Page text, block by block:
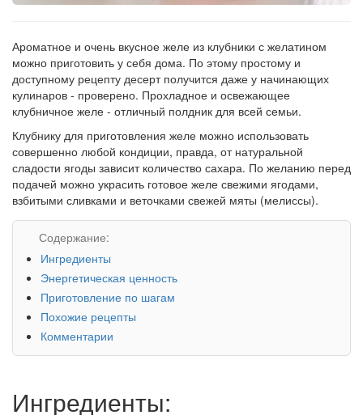
Ароматное и очень вкусное желе из клубники с желатином
можно приготовить у себя дома. По этому простому и
доступному рецепту десерт получится даже у начинающих
кулинаров - проверено. Прохладное и освежающее
клубничное желе - отличный полдник для всей семьи.
Клубнику для приготовления желе можно использовать
совершенно любой кондиции, правда, от натуральной
сладости ягоды зависит количество сахара. По желанию перед
подачей можно украсить готовое желе свежими ягодами,
взбитыми сливками и веточками свежей мяты (мелиссы).
Содержание:
Ингредиенты
Энергетическая ценность
Приготовление по шагам
Похожие рецепты
Комментарии
Ингредиенты: